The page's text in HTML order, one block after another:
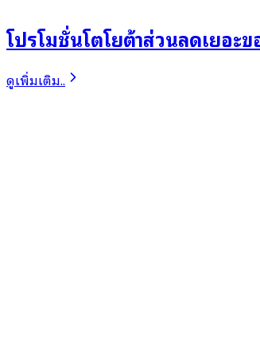
โปรโมชั่นโตโยต้าส่วนลดเยอ
ดูเพิ่มเติม..